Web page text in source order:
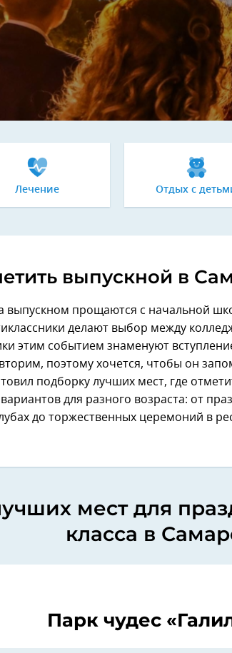
Лечение Отдых с
выпускной в
выпускном прощаются с начальной
делают выбор между
этим событием знаменуют
поэтому хочется, чтобы он
подборку лучших мест, где
для разного возраста: от
до торжественных церемоний в
мест для
класса в
Парк чудес